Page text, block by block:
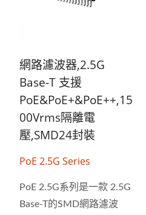
網路濾波器,2.5G
Base-T 支援
PoE&PoE+&PoE++,15
00Vrms隔離電
壓,SMD24封裝
PoE 2.5G Series
PoE 2.5G系列是一款 2.5G
Base-T的SMD網路濾波